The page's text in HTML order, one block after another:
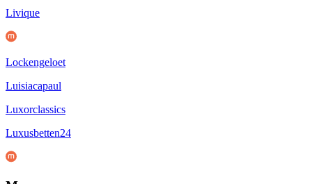
Livique
Lockengeloet
Luisiacapaul
Luxorclassics
Luxusbetten24